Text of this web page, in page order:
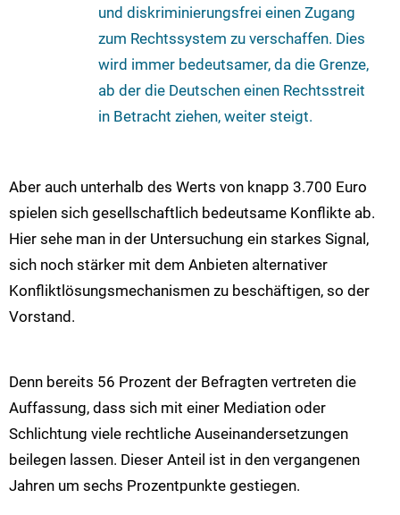
und diskriminierungsfrei einen Zugang
zum Rechtssystem zu verschaffen. Dies
wird immer bedeutsamer, da die Grenze,
ab der die Deutschen einen Rechtsstreit
in Betracht ziehen, weiter steigt.
Aber auch unterhalb des Werts von knapp 3.700 Euro
spielen sich gesellschaftlich bedeutsame Konflikte ab.
Hier sehe man in der Untersuchung ein starkes Signal,
sich noch stärker mit dem Anbieten alternativer
Konfliktlösungsmechanismen zu beschäftigen, so der
Vorstand.
Denn bereits 56 Prozent der Befragten vertreten die
Auffassung, dass sich mit einer Mediation oder
Schlichtung viele rechtliche Auseinandersetzungen
beilegen lassen. Dieser Anteil ist in den vergangenen
Jahren um sechs Prozentpunkte gestiegen.